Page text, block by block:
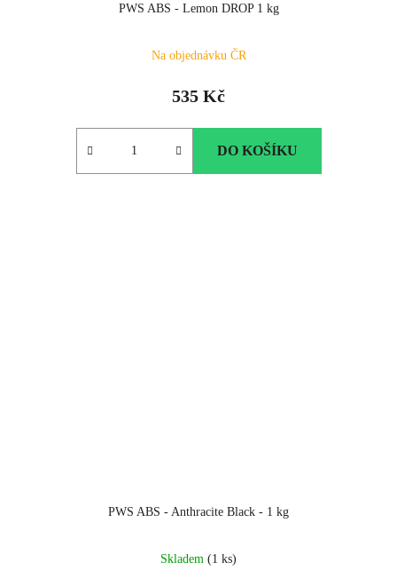
PWS ABS - Lemon DROP 1 kg
Na objednávku ČR
535 Kč
DO KOŠÍKU
PWS ABS - Anthracite Black - 1 kg
Skladem (1 ks)